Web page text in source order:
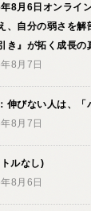
8月6日オンライ
、自分の弱さを
き』が拓く成長の
8月7日
伸びない人は、「
8月7日
ルなし)
8月6日